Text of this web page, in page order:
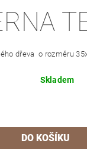
dřeva o rozměru
Skladem